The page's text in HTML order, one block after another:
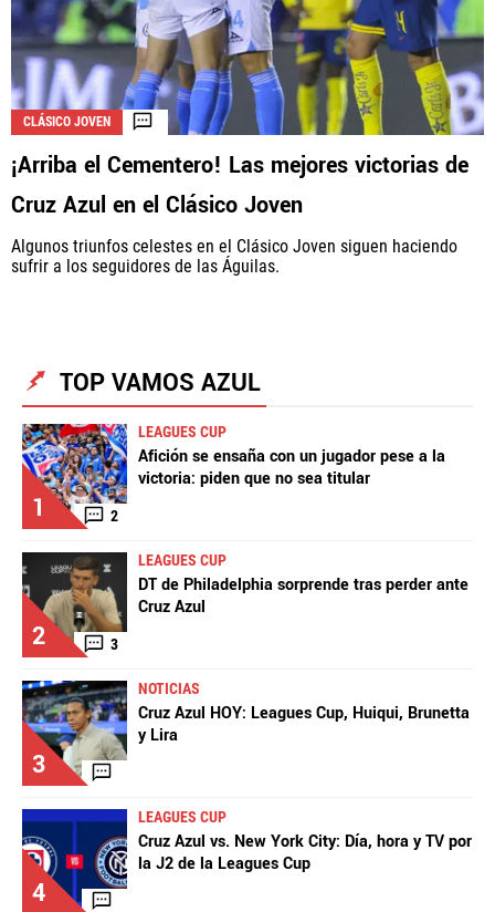
La aceptación de una de las ofertas presentadas en esta página
puede dar lugar a un pago aVamos Azul . Este pago puede influir en
cómo y dónde aparecen los operadores de juego en la página y en el
orden en que aparecen, pero no influye en nuestras evaluaciones.
CLÁSICO JOVEN
¡Arriba el Cementero! Las mejores victorias de
Cruz Azul en el Clásico Joven
Algunos triunfos celestes en el Clásico Joven siguen haciendo
sufrir a los seguidores de las Águilas.
TOP VAMOS AZUL
1 2
LEAGUES CUP
Afición se ensaña con un jugador pese a la
victoria: piden que no sea titular
2 3
LEAGUES CUP
DT de Philadelphia sorprende tras perder ante
Cruz Azul
3
NOTICIAS
Cruz Azul HOY: Leagues Cup, Huiqui, Brunetta
y Lira
4
LEAGUES CUP
Cruz Azul vs. New York City: Día, hora y TV por
la J2 de la Leagues Cup